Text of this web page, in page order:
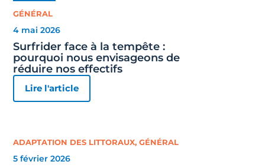
GÉNÉRAL
4 mai 2026
Surfrider face à la tempête :
pourquoi nous envisageons de
réduire nos effectifs
Lire l'article
ADAPTATION DES LITTORAUX,GÉNÉRAL
5 février 2026